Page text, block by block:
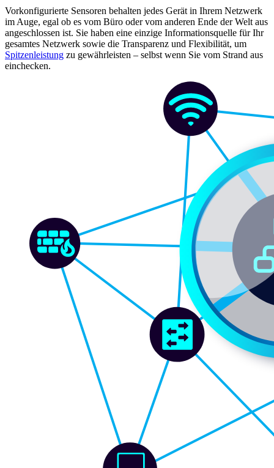
Vorkonfigurierte Sensoren behalten jedes Gerät in Ihrem Netzwerk
im Auge, egal ob es vom Büro oder vom anderen Ende der Welt aus
angeschlossen ist. Sie haben eine einzige Informationsquelle für Ihr
gesamtes Netzwerk sowie die Transparenz und Flexibilität, um
Spitzenleistung zu gewährleisten – selbst wenn Sie vom Strand aus
einchecken.